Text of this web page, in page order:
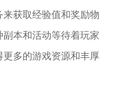
获取经验值和奖励物
本和活动等待着玩家
多的游戏资源和丰厚